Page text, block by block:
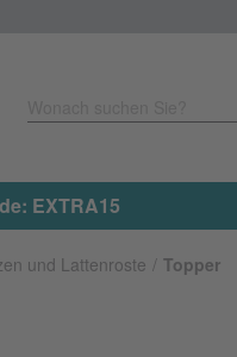
EXTRA15
und Lattenroste Topper